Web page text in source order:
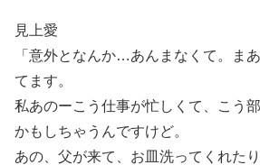
見上愛
「意外となんか…あんまなくて。ま
てます。
私あのーこう仕事が忙しくて、こう
かもしちゃうんですけど。
あの、父が来て、お皿洗ってくれたり